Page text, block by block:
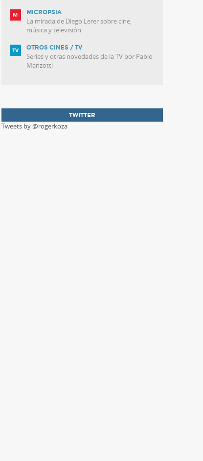
MICROPSIA
La mirada de Diego Lerer sobre cine,
música y televisión
OTROS CINES / TV
Series y otras novedades de la TV por Pablo
Manzotti
TWITTER
Tweets by @rogerkoza